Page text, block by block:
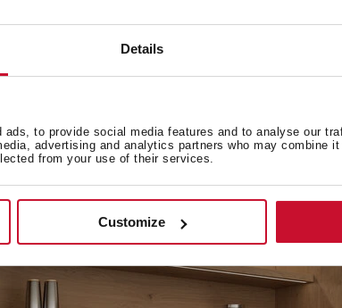
Details
to provide social media features and to analyse our
advertising and analytics partners who may combine
from your use of their services.
Customize
+ Mapa de servicios técnicos